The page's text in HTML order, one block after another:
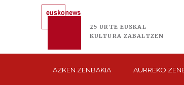
25 URTE EUSKAL
KULTURA ZABALTZEN
AZKEN ZENBAKIA AURREKO